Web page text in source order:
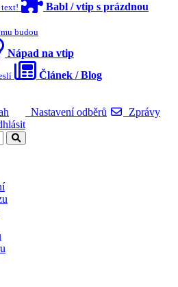
text!
Babl / vtip s prázdnou
budou
Nápad na vtip
Článek / Blog
Nastavení odběrů
Zprávy